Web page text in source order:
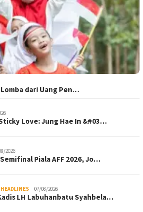
dari Uang Pen…
Love: Jung Hae In &#03…
2026
Piala AFF 2026, Jo…
HEADLINES 07/08/2026
LH Labuhanbatu Syahbela…